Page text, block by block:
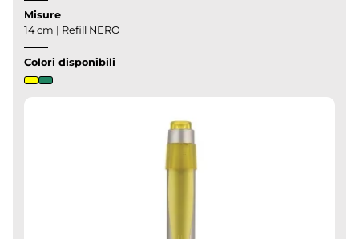
Misure
14 cm | Refill NERO
Colori disponibili